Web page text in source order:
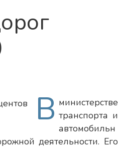
В министерстве
транспорта и
автомобильн
деятельности. Его